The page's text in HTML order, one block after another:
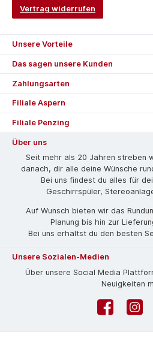
Vertrag widerrufen
Unsere Vorteile
Das sagen unsere Kunden
Zahlungsarten
Filiale Aspern
Filiale Penzing
Über uns
Seit mehr als 20 Jahren streben
danach, dir alle deine Wünsche
Bei uns findest du alles für
Geschirrspüler,
Auf Wunsch bieten wir das
Planung bis hin zur
Bei uns erhältst du den besten
Unsere Sozialen-Medien
Über unsere Social Media
Neuigkeiten
Facebook